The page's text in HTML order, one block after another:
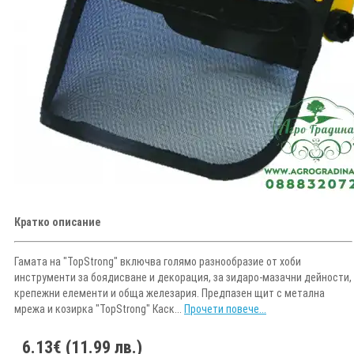
Кратко описание
Гамата на "TopStrong" включва голямо разнообразие от хоби
инструменти за боядисване и декорация, за зидаро-мазачни дейности,
крепежни елементи и обща железария. Предпазен щит с метална
мрежа и козирка "TopStrong" Каск... Прочети повече...
6.13€ (11.99 лв.)